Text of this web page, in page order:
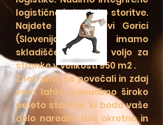
logistične in ladijske storitve.
Najdete nas v Novi Gorici
(Slovenija), tukaj imamo
skladišče, ki je na voljo za
stranke v velikosti 950 m2 .
Z leti smo se povečali in zdaj
vam lahko ponudimo široko
paleto storitev, ki bodo vaše
delo naredile bolj okretno in